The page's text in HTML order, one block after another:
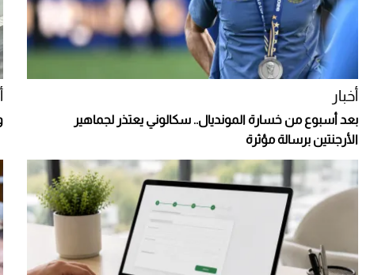
أخبار
بعد أسبوع من خسارة المونديال.. سكالوني يعتذر لجماهير
الأرجنتين برسالة مؤثرة